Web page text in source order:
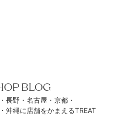
BLOG
長野・名古屋・京都・
沖縄に 店舗をかまえるTREAT